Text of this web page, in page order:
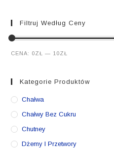
Filtruj Według Ceny
Cena
Cena
CENA: 0ZŁ — 10ZŁ
Kategorie Produktów
Chałwa
Chałwy Bez Cukru
Chutney
Dżemy I Przetwory